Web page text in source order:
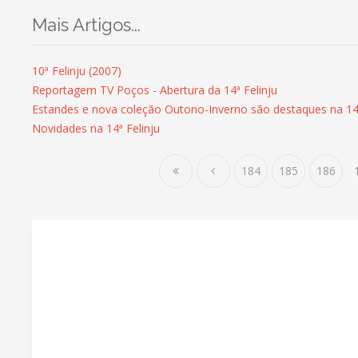
Mais Artigos...
10ª Felinju (2007)
Reportagem TV Poços - Abertura da 14ª Felinju
Estandes e nova coleção Outono-Inverno são destaques na
Novidades na 14ª Felinju
184 185 186